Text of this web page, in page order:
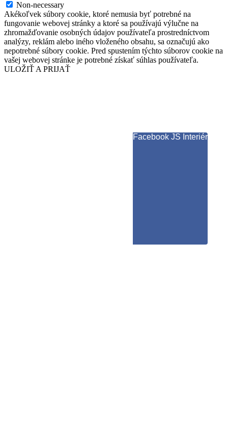
Non-necessary
Akékoľvek súbory cookie, ktoré nemusia byť potrebné na
fungovanie webovej stránky a ktoré sa používajú výlučne na
zhromažďovanie osobných údajov používateľa prostredníctvom
analýzy, reklám alebo iného vloženého obsahu, sa označujú ako
nepotrebné súbory cookie. Pred spustením týchto súborov cookie na
vašej webovej stránke je potrebné získať súhlas používateľa.
ULOŽIŤ A PRIJAŤ
Facebook JS Interiér